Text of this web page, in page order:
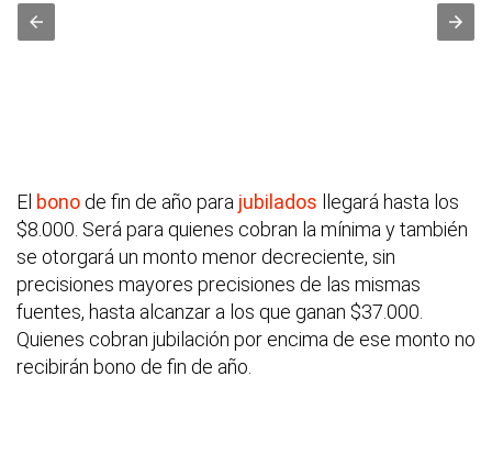
El bono de fin de año para jubilados llegará hasta los
$8.000. Será para quienes cobran la mínima y también
se otorgará un monto menor decreciente, sin
precisiones mayores precisiones de las mismas
fuentes, hasta alcanzar a los que ganan $37.000.
Quienes cobran jubilación por encima de ese monto no
recibirán bono de fin de año.